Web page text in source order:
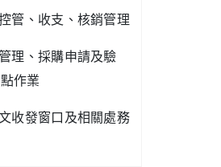
管、收支、核銷管理
理、採購申請及驗
作業
收發窗口及相關處務